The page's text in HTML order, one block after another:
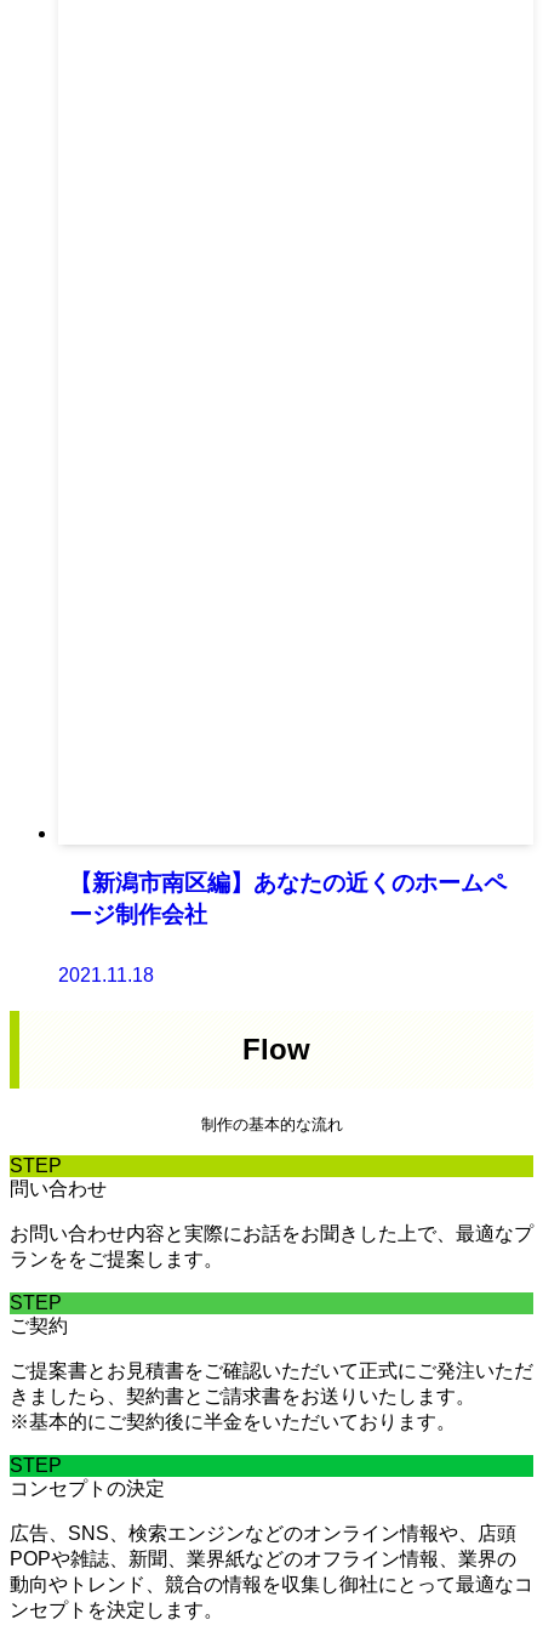
【新潟市南区編】あなたの近くのホームペ
ージ制作会社
2021.11.18
Flow
制作の基本的な流れ
STEP
問い合わせ
お問い合わせ内容と実際にお話をお聞きした上で、最適なプ
ランををご提案します。
STEP
ご契約
ご提案書とお見積書をご確認いただいて正式にご発注いただ
きましたら、契約書とご請求書をお送りいたします。
※基本的にご契約後に半金をいただいております。
STEP
コンセプトの決定
広告、SNS、検索エンジンなどのオンライン情報や、店頭
POPや雑誌、新聞、業界紙などのオフライン情報、業界の
動向やトレンド、競合の情報を収集し御社にとって最適なコ
ンセプトを決定します。